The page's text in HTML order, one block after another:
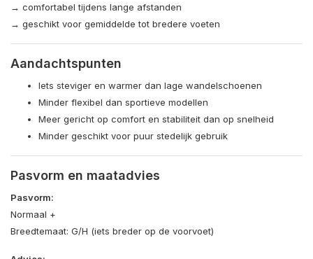
→ comfortabel tijdens lange afstanden
→ geschikt voor gemiddelde tot bredere voeten
Aandachtspunten
Iets steviger en warmer dan lage wandelschoenen
Minder flexibel dan sportieve modellen
Meer gericht op comfort en stabiliteit dan op snelheid
Minder geschikt voor puur stedelijk gebruik
Pasvorm en maatadvies
Pasvorm:
Normaal +
Breedtemaat: G/H (iets breder op de voorvoet)